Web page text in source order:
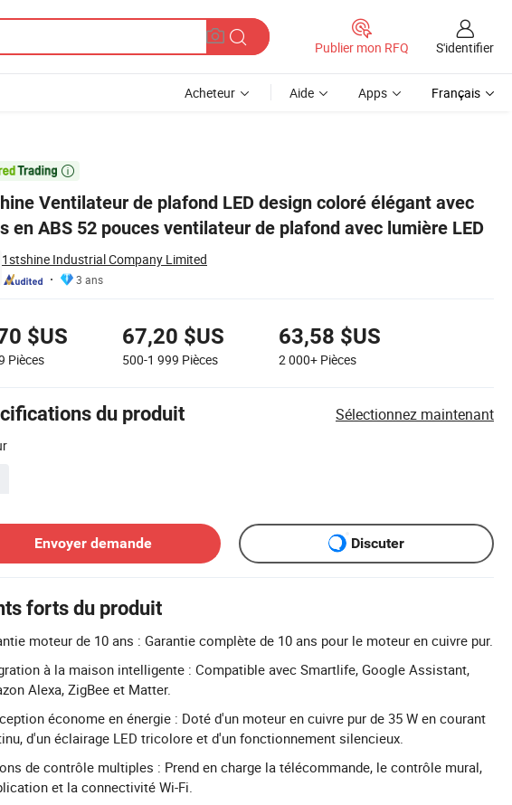
Publier mon RFQ S'identifier
Acheteur Aide Apps Français

Ventilateur de plafond LED design coloré élégant avec
en ABS 52 pouces ventilateur de plafond avec lumière LED
1stshine Industrial Company Limited
3 ans
$US
Pièces
67,20 $US
500-1 999 Pièces
63,58 $US
2 000+ Pièces
du produit Sélectionnez maintenant
Envoyer demande
Discuter
forts du produit
moteur de 10 ans : Garantie complète de 10 ans pour le moteur en cuivre pur.
à la maison intelligente : Compatible avec Smartlife, Google Assistant,
Alexa, ZigBee et Matter.
économe en énergie : Doté d'un moteur en cuivre pur de 35 W en courant
d'un éclairage LED tricolore et d'un fonctionnement silencieux.
de contrôle multiples : Prend en charge la télécommande, le contrôle mural,
et la connectivité Wi-Fi.
avec lumière LED